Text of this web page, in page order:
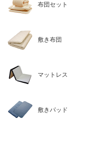
布団セット
敷き布団
マットレス
敷きパッド